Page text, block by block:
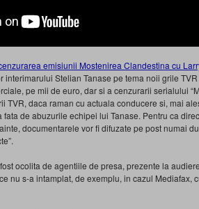
Stelian Tanase pe tema noii grile
pe mii de euro, dar si a cenzurarii serialului
TVR, daca raman cu actuala conducere si, mai
fata de abuzurile echipei lui Tanase. Pentru ca
documentarele vor fi difuzate pe post numai
ocolita de agentiile de presa, prezente la
nu s-a intamplat, de exemplu, in cazul Mediafax,